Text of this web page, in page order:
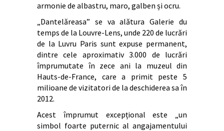
armonie de albastru, maro, galben și ocru.
„Dantelăreasa” se va alătura Galerie du
temps de la Louvre-Lens, unde 220 de lucrări
de la Luvru Paris sunt expuse permanent,
dintre cele aproximativ 3.000 de lucrări
împrumutate în zece ani la muzeul din
Hauts-de-France, care a primit peste 5
milioane de vizitatori de la deschiderea sa în
2012.
Acest împrumut excepțional este „un
simbol foarte puternic al angajamentului